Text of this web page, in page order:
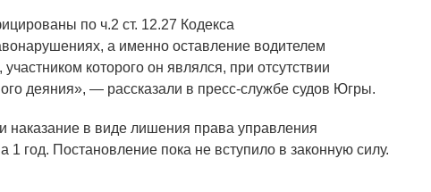
по ч.2 ст. 12.27 Кодекса
а именно оставление водителем
которого он являлся, при отсутствии
деяния», — рассказали в пресс-службе судов Югры.
наказание в виде лишения права управления
1 год. Постановление пока не вступило в законную силу.